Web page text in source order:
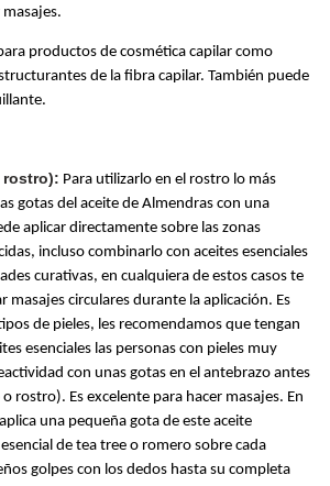
masajes.
productos de cosmética capilar como
de la fibra capilar. También puede
rostro): Para utilizarlo en el rostro lo más
gotas del aceite de Almendras con una
aplicar directamente sobre las zonas
incluso combinarlo con aceites esenciales
curativas, en cualquiera de estos casos te
masajes circulares durante la aplicación. Es
de pieles, les recomendamos que tengan
esenciales las personas con pieles muy
con unas gotas en el antebrazo antes
rostro). Es excelente para hacer masajes. En
una pequeña gota de este aceite
de tea tree o romero sobre cada
golpes con los dedos hasta su completa